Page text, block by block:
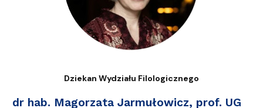
Dziekan Wydziału Filologicznego
dr hab. Magorzata Jarmułowicz, prof. UG